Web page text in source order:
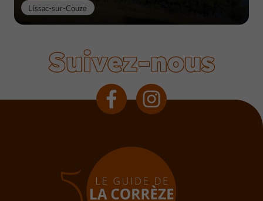
Lissac-sur-Couze
Suivez-nous